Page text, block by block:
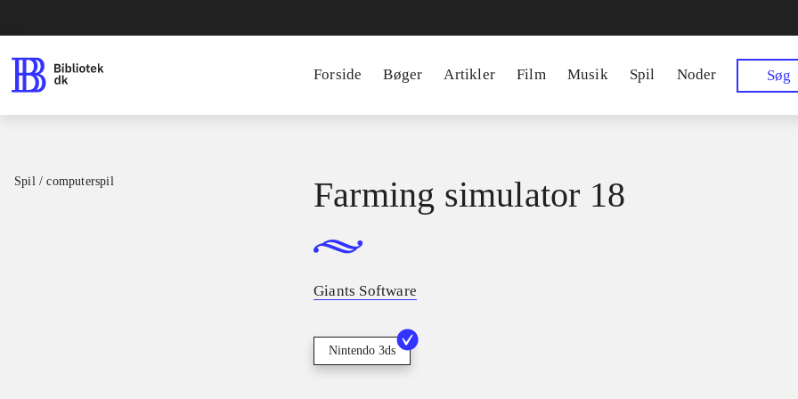
Forside Bøger Artikler Film Musik Spil Noder Søg
Spil / computerspil Farming simulator 18
Giants Software
Nintendo 3ds